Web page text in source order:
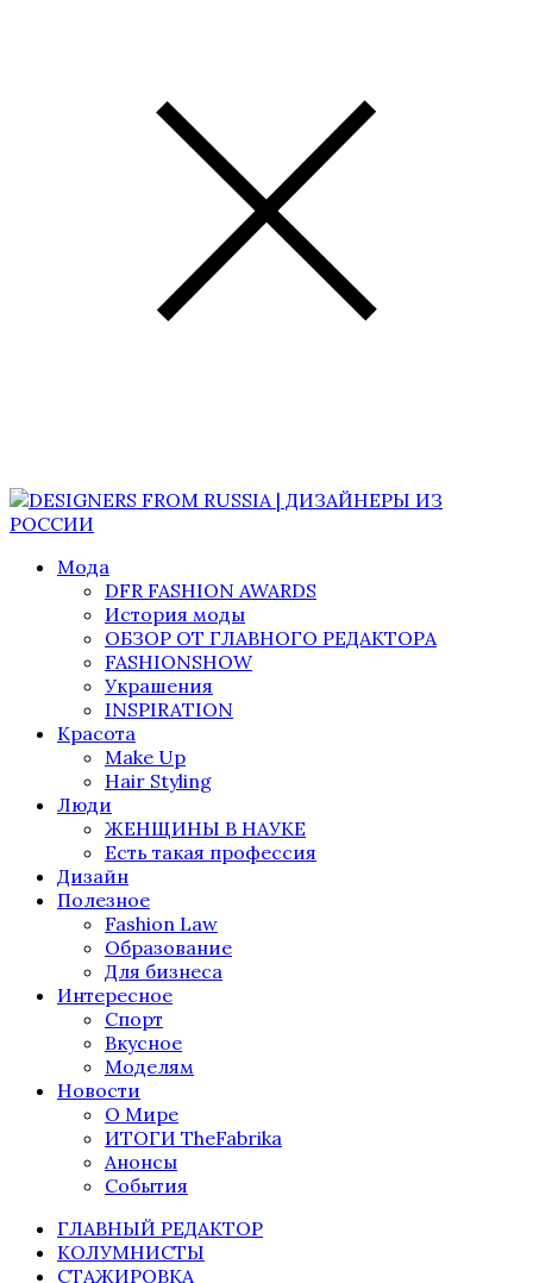
Мода
DFR FASHION AWARDS
История моды
ОБЗОР ОТ ГЛАВНОГО РЕДАКТОРА
FASHIONSHOW
Украшения
INSPIRATION
Красота
Make Up
Hair Styling
Люди
ЖЕНЩИНЫ В НАУКЕ
Есть такая профессия
Дизайн
Полезное
Fashion Law
Образование
Для бизнеса
Интересное
Спорт
Вкусное
Моделям
Новости
О Мире
ИТОГИ TheFabrika
Анонсы
События
ГЛАВНЫЙ РЕДАКТОР
КОЛУМНИСТЫ
СТАЖИРОВКА